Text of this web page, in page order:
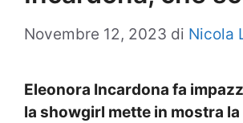
Novembre 12, 2023 di Nicola
Eleonora Incardona fa
la showgirl mette in mostra